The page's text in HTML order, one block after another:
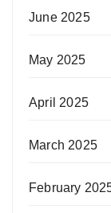
June 2025
May 2025
April 2025
March 2025
February